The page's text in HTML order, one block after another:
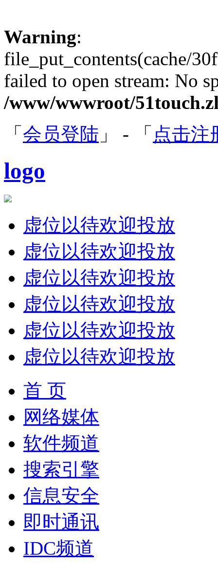
Warning:
file_put_contents(cache/
failed to open stream: No
/www/wwwroot/
「 会员登陆 」 - 「 点击注
logo
虚位以待欢迎投放
虚位以待欢迎投放
虚位以待欢迎投放
虚位以待欢迎投放
虚位以待欢迎投放
虚位以待欢迎投放
首 页
网络媒体
软件频道
搜索引擎
信息安全
即时通讯
IDC频道